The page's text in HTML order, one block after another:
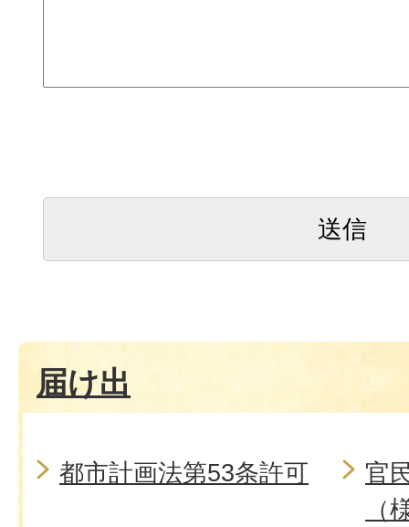
届け出
都市計画法第53条許可
官
（